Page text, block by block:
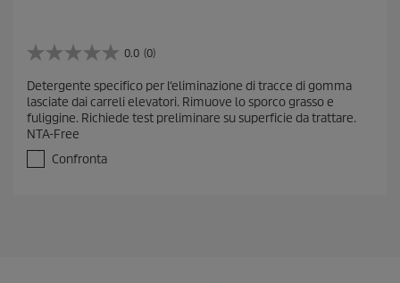
0.0 (0)
0
0
s
u
5
t
Detergente specifico per l‘eliminazione di tracce di gomma
lasciate dai carreli elevatori. Rimuove lo sporco grasso e
fuliggine. Richiede test preliminare su superficie da trattare.
NTA-Free
Confronta